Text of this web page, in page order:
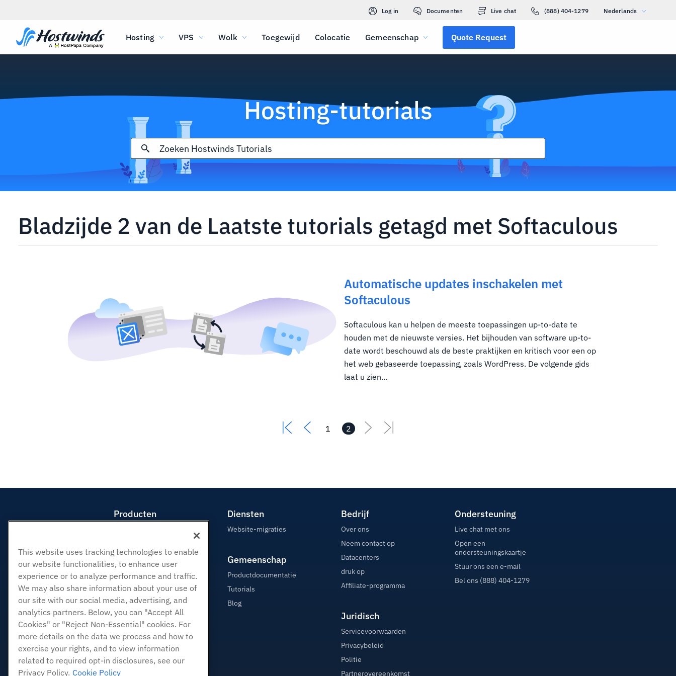
Log in Documenten Live chat (888) 404-1279 Nederlands
Hosting VPS Wolk Toegewijd Colocatie Gemeenschap Quote Request
Hosting-tutorials
Bladzijde 2 van de Laatste tutorials getagd met Softaculous
Automatische updates inschakelen met
Softaculous
Softaculous kan u helpen de meeste toepassingen up-to-date te
houden met de nieuwste versies. Het bijhouden van software up-to-
date wordt beschouwd als de beste praktijken en kritisch voor een op
het web gebaseerde toepassing, zoals WordPress. De volgende gids
laat u zien...
1 2
Producten
Hosting door wederverkopers
White Label-wederverkoper
Beheerde Linux VPS
Onbemanig Linux VPS
Beheerde ramen VPS
Onbeheerde Windows VPS
Cloud Servers
Load Balancers
Blokkeer opslag
Diensten
Website-migraties
Gemeenschap
Productdocumentatie
Tutorials
Blog
Bedrijf
Over ons
Neem contact op
Datacenters
druk op
Affiliate-programma
Juridisch
Servicevoorwaarden
Privacybeleid
Politie
Partnerovereenkomst
Ondersteuning
Live chat met ons
Open een
ondersteuningskaartje
Stuur ons een e-mail
Bel ons (888) 404-1279
This website uses tracking technologies to enable
our website functionalities, to enhance user
experience or to analyze performance and traffic.
We may also share information about your use of
our site with our social media, advertising, and
analytics partners. Below, you can "Accept All
Cookies" or "Reject Non-Essential" cookies. For
more details on the data we process and how to
exercise your rights, and to view information
related to required opt-in disclosures, see our
Privacy Policy. Cookie Policy